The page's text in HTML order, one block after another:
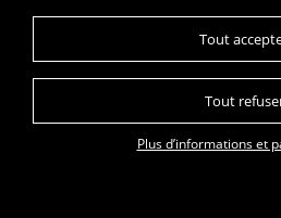
(IME Condamine/SESSAD
Comment faire en sorte
soit pas un obstacle pour
Tout
Tout
Plus d’informations et